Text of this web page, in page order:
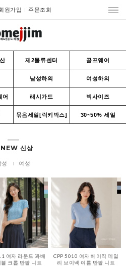
원가입 주문조회
제2물류센터 골프웨어
남성하의 여성하의
어 래시가드 빅사이즈
묶음세일[럭키박스] 30~50% 세일
신상
성 여성
여자 라운드 꽈배
블 크롭 반팔 니트
CPP 5010 여자 베이직 데일
리 브이넥 여름 반팔 니트